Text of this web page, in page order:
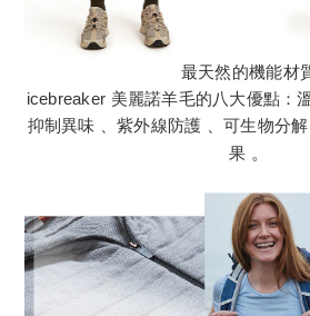
最天然的機能材
icebreaker 美麗諾羊毛的八大優點：
抑制異味 、紫外線防護 、可生物分
果 。